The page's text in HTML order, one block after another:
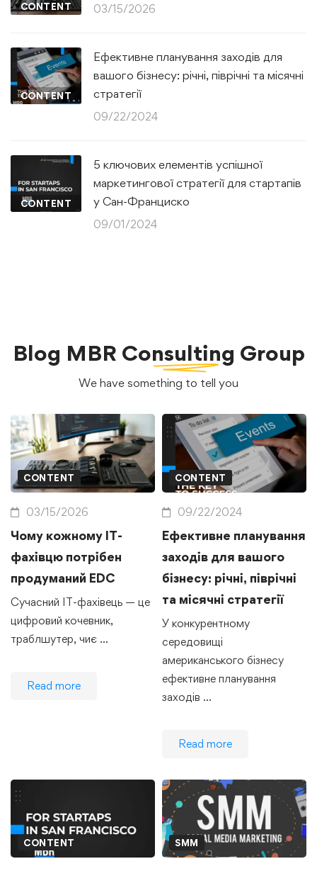
CONTENT 03/15/2026
CONTENT
Ефективне планування заходів для
вашого бізнесу: річні, піврічні та місячні
стратегії
09/22/2024
CONTENT
5 ключових елементів успішної
маркетингової стратегії для стартапів
у Сан-Франциско
09/01/2024
Blog MBR Consulting Group
We have something to tell you
CONTENT
03/15/2026
Чому кожному IT-
фахівцю потрібен
продуманий EDC
Сучасний IT-фахівець — це
цифровий кочевник,
траблшутер, чиє …
Read more
CONTENT
09/22/2024
Ефективне планування
заходів для вашого
бізнесу: річні, піврічні
та місячні стратегії
У конкурентному
середовищі
американського бізнесу
ефективне планування
заходів …
Read more
CONTENT SMM